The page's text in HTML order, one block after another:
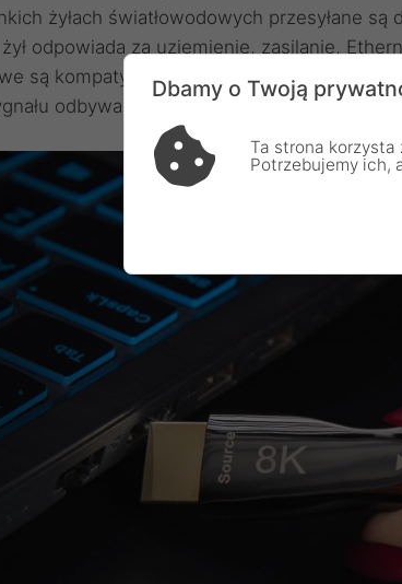
żyłach światłowodowych przesyłane są
odpowiada za uziemienie, zasilanie,
są kompatybilne ze standardowymi
odbywa się w chipach
Dbamy o Twoją
Ta strona korzysta
Potrzebujemy ich,